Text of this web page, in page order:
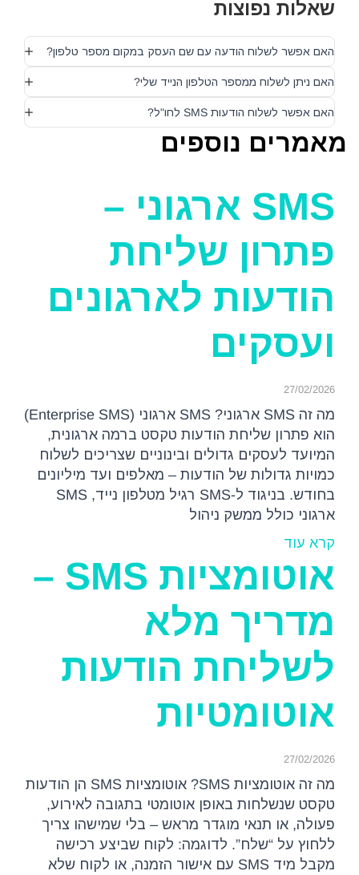
שאלות נפוצות
האם אפשר לשלוח הודעה עם שם העסק במקום מספר טלפון?
האם ניתן לשלוח ממספר הטלפון הנייד שלי?
האם אפשר לשלוח הודעות SMS לחו"ל?
מאמרים נוספים
SMS ארגוני –
פתרון שליחת
הודעות לארגונים
ועסקים
27/02/2026
מה זה SMS ארגוני? SMS ארגוני (Enterprise SMS)
הוא פתרון שליחת הודעות טקסט ברמה ארגונית,
המיועד לעסקים גדולים ובינוניים שצריכים לשלוח
כמויות גדולות של הודעות – מאלפים ועד מיליונים
בחודש. בניגוד ל-SMS רגיל מטלפון נייד, SMS
ארגוני כולל ממשק ניהול
קרא עוד
אוטומציות SMS –
מדריך מלא
לשליחת הודעות
אוטומטיות
27/02/2026
מה זה אוטומציות SMS? אוטומציות SMS הן הודעות
טקסט שנשלחות באופן אוטומטי בתגובה לאירוע,
פעולה, או תנאי מוגדר מראש – בלי שמישהו צריך
ללחוץ על “שלח”. לדוגמה: לקוח שביצע רכישה
מקבל מיד SMS עם אישור הזמנה, או לקוח שלא